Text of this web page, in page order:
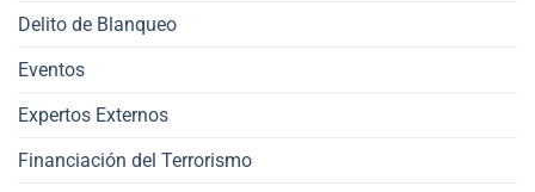
Delito de Blanqueo
Eventos
Expertos Externos
Financiación del Terrorismo